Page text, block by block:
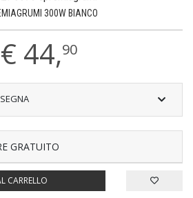
300W BIANCO
€ 44,90
GRATUITO
CARRELLO